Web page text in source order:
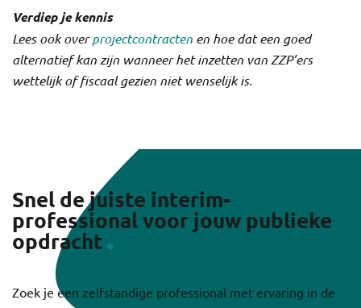
Verdiep je kennis
Lees ook overprojectcontracten en hoe dat een goed
alternatief kan zijn wanneer het inzetten van ZZP’ers
wettelijk of fiscaal gezien niet wenselijk is.
Snel de juiste interim-
professional voor jouw publieke
opdracht
Zoek je een zelfstandige professional met ervaring in de